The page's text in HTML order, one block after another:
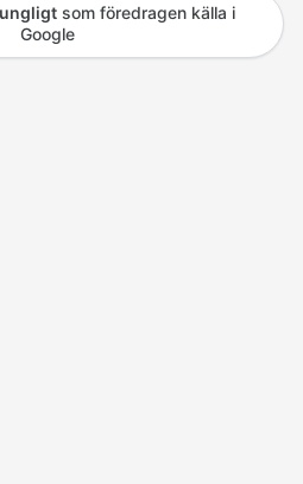
som föredragen källa i
Google